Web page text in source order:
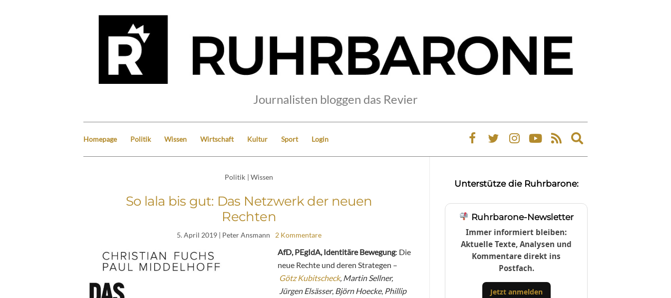
Journalisten bloggen das Revier
Homepage Politik Wissen Wirtschaft Kultur Sport Login
Expand
search
Politik | Wissen
So lala bis gut: Das Netzwerk der neuen
Rechten
5. April 2019| Peter Ansmann 2 Kommentare
AfD, PEgIdA, Identitäre Bewegung: Die
neue Rechte und deren Strategen –
Götz Kubitscheck, Martin Sellner,
Jürgen Elsässer, Björn Hoecke, Phillip
Unterstütze die Ruhrbarone:
Ruhrbarone-Newsletter
Immer informiert bleiben:
Aktuelle Texte, Analysen und
Kommentare direkt ins
Postfach.
Jetzt anmelden